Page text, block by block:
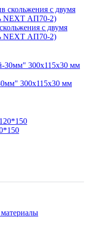
с двумя
NEXT АП70-2)
300х115х30 мм